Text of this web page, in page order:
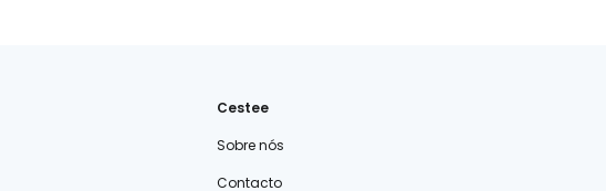
Cestee
Sobre nós
Contacto